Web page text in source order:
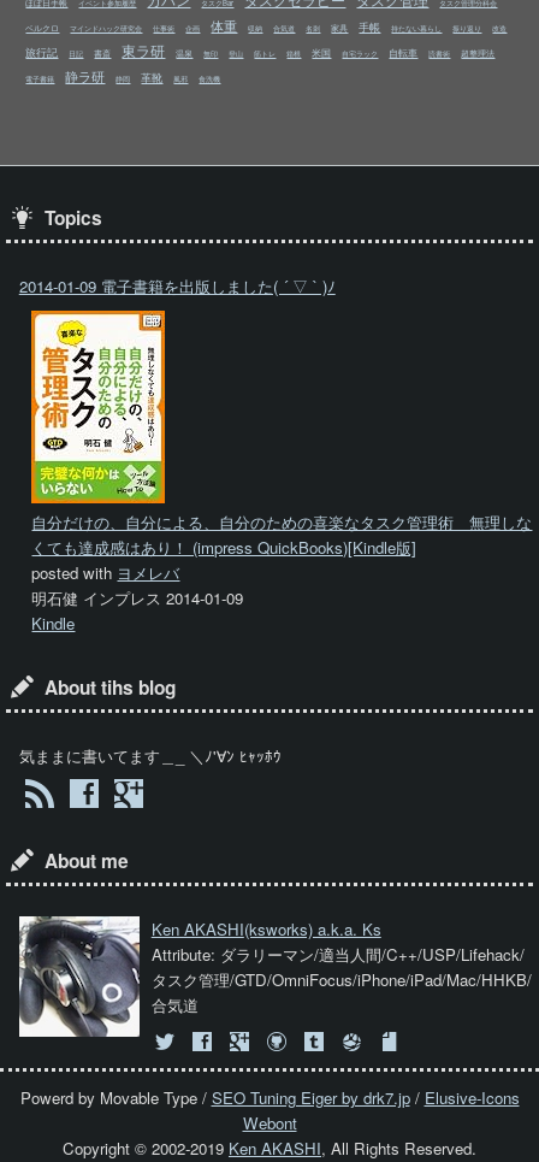
イベント参加履歴 タスクBar タスク管理分科会
ベルクロ マインドハック研究会 仕事術 企画 体重 収納 合気道 名刺 家具 手帳 持たない暮らし 振り返り 改造
旅行記 日記 書斎 東ラ研 温泉 無印 登山 筋トレ 箱根 米国 自宅ラック 自転車 読書術 超整理法
電子書籍 静ラ研 静岡 革靴 風邪 食洗機
Topics
2014-01-09 電子書籍を出版しました( ´ ▽ ` )ﾉ
自分だけの、自分による、自分のための喜楽なタスク管理術 無理しな
くても達成感はあり！ (impress QuickBooks)[Kindle版]
posted with ヨメレバ
明石健 インプレス 2014-01-09
Kindle
About tihs blog
気ままに書いてます＿_ ＼ﾉ'∀ﾝ ﾋｬｯﾎｳ
About me
Ken AKASHI(ksworks) a.k.a. Ks
Attribute: ダラリーマン/適当人間/C++/USP/Lifehack/
タスク管理/GTD/OmniFocus/iPhone/iPad/Mac/HHKB/
合気道
Powerd by Movable Type / SEO Tuning Eiger by drk7.jp/ Elusive-Icons
Webont
Copyright © 2002-2019 Ken AKASHI, All Rights Reserved.